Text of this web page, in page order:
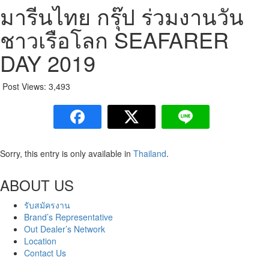
มารีนไทย กรุ๊ป ร่วมงานวัน
ชาวเรือโลก SEAFARER
DAY 2019
Post Views: 3,493
Sorry, this entry is only available in Thailand.
ABOUT US
รับสมัครงาน
Brand’s Representative
Out Dealer’s Network
Location
Contact Us